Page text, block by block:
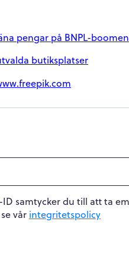
pengar på BNPL-boomen
butiksplatser
samtycker du till att ta
vår integritetspolicy